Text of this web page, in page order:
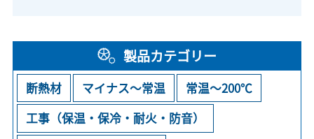
製品カテゴリー
断熱材 マイナス～常温
常温～200℃
工事（保温・保冷・耐火・防音）